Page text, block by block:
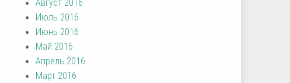
Июль 2016
Июнь 2016
Май 2016
Апрель 2016
Март 2016